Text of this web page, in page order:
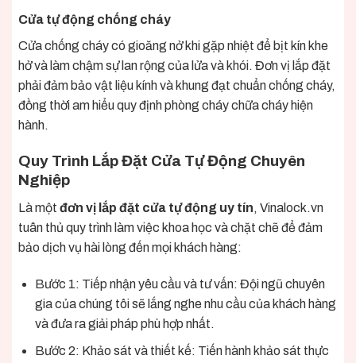
Cửa tự động chống cháy
Cửa chống cháy có gioăng nở khi gặp nhiệt để bịt kín khe
hở và làm chậm sự lan rộng của lửa và khói. Đơn vị lắp đặt
phải đảm bảo vật liệu kính và khung đạt chuẩn chống cháy,
đồng thời am hiểu quy định phòng cháy chữa cháy hiện
hành.
Quy Trình Lắp Đặt Cửa Tự Động Chuyên
Nghiệp
Là một đơn vị lắp đặt cửa tự động uy tín, Vinalock.vn
tuân thủ quy trình làm việc khoa học và chặt chẽ để đảm
bảo dịch vụ hài lòng đến mọi khách hàng:
Bước 1: Tiếp nhận yêu cầu và tư vấn: Đội ngũ chuyên
gia của chúng tôi sẽ lắng nghe nhu cầu của khách hàng
và đưa ra giải pháp phù hợp nhất.
Bước 2: Khảo sát và thiết kế: Tiến hành khảo sát thực